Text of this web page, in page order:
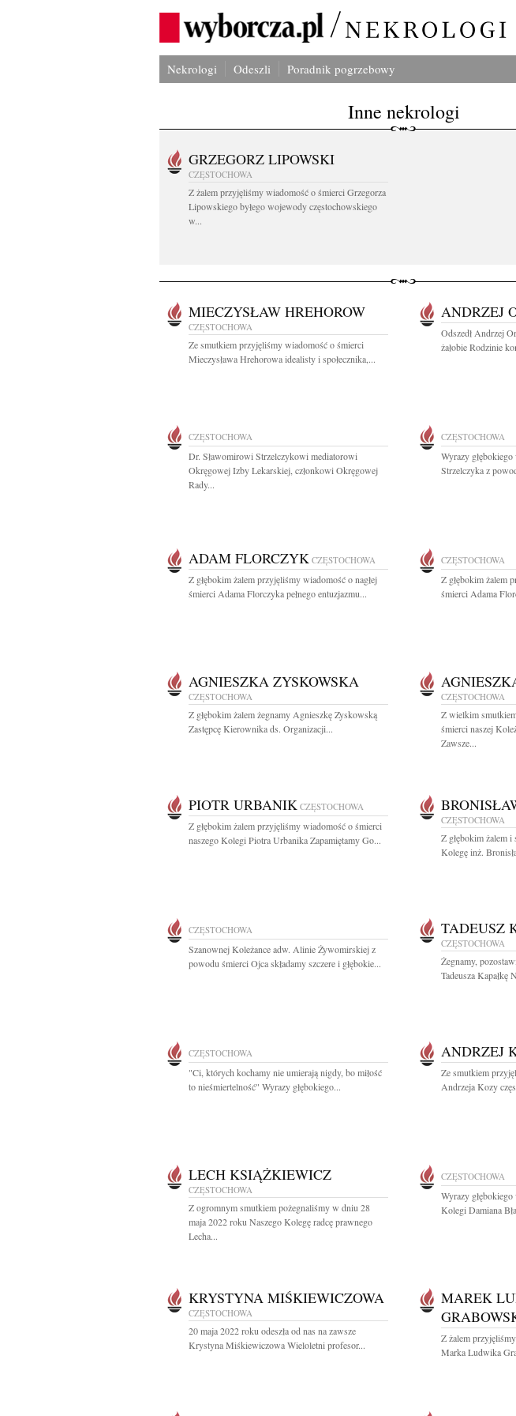
Nekrologi Odeszli Poradnik pogrzebowy
Inne nekrologi
GRZEGORZ LIPOWSKI
CZĘSTOCHOWA
Z żalem przyjęliśmy wiadomość o śmierci Grzegorza
Lipowskiego byłego wojewody częstochowskiego
w...
MIECZYSŁAW HREHOROW
CZĘSTOCHOWA
Ze smutkiem przyjęliśmy wiadomość o śmierci
Mieczysława Hrehorowa idealisty i społecznika,...
ANDRZEJ
Odszedł Andrzej
żałobie Rodzinie
CZĘSTOCHOWA
Dr. Sławomirowi Strzelczykowi mediatorowi
Okręgowej Izby Lekarskiej, członkowi Okręgowej
Rady...
CZĘSTOCHOWA
Wyrazy głębokiego
Strzelczyka z
ADAM FLORCZYK CZĘSTOCHOWA
Z głębokim żalem przyjęliśmy wiadomość o nagłej
śmierci Adama Florczyka pełnego entuzjazmu...
CZĘSTOCHOWA
Z głębokim żalem
śmierci Adama
AGNIESZKA ZYSKOWSKA
CZĘSTOCHOWA
Z głębokim żalem żegnamy Agnieszkę Zyskowską
Zastępcę Kierownika ds. Organizacji...
CZĘSTOCHOWA
Z wielkim
śmierci naszej
Zawsze...
PIOTR URBANIK CZĘSTOCHOWA
Z głębokim żalem przyjęliśmy wiadomość o śmierci
naszego Kolegi Piotra Urbanika Zapamiętamy Go...
CZĘSTOCHOWA
Z głębokim żalem i
Kolegę inż.
CZĘSTOCHOWA
Szanownej Koleżance adw. Alinie Żywomirskiej z
powodu śmierci Ojca składamy szczere i głębokie...
TADEUSZ
CZĘSTOCHOWA
Żegnamy,
Tadeusza Kapałkę
CZĘSTOCHOWA
"Ci, których kochamy nie umierają nigdy, bo miłość
to nieśmiertelność" Wyrazy głębokiego...
ANDRZEJ
Ze smutkiem
Andrzeja Kozy
LECH KSIĄŻKIEWICZ
CZĘSTOCHOWA
Z ogromnym smutkiem pożegnaliśmy w dniu 28
maja 2022 roku Naszego Kolegę radcę prawnego
Lecha...
CZĘSTOCHOWA
Wyrazy
Kolegi Damiana
KRYSTYNA MIŚKIEWICZOWA
CZĘSTOCHOWA
20 maja 2022 roku odeszła od nas na zawsze
Krystyna Miśkiewiczowa Wieloletni profesor...
MAREK
Z żalem
Marka Ludwika